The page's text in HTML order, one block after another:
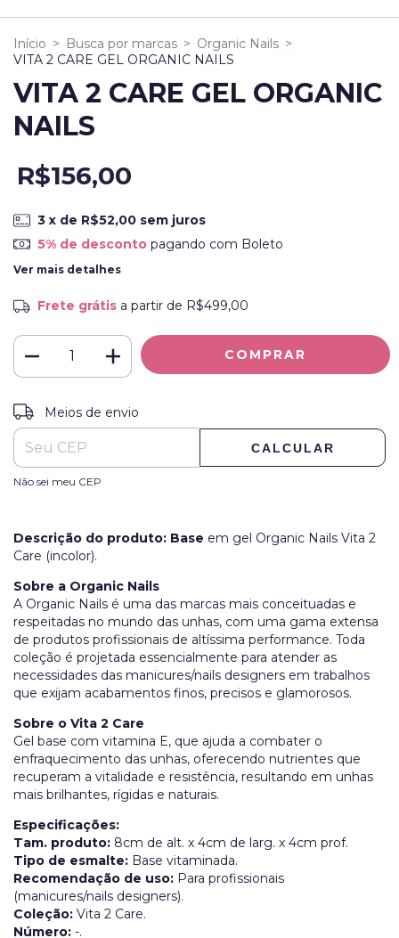
Início > Busca por marcas > Organic Nails >
VITA 2 CARE GEL ORGANIC NAILS
VITA 2 CARE GEL ORGANIC
NAILS
R$156,00
3 x de R$52,00 sem juros
5% de descontopagando com Boleto
Ver mais detalhes
Frete grátis a partir de R$499,00
Entregas para o CEP:
Meios de envio
CALCULAR
Não sei meu CEP
Descrição do produto: Base em gel Organic Nails Vita 2
Care (incolor).
Sobre a Organic Nails
A Organic Nails é uma das marcas mais conceituadas e
respeitadas no mundo das unhas, com uma gama extensa
de produtos profissionais de altíssima performance. Toda
coleção é projetada essencialmente para atender as
necessidades das manicures/nails designers em trabalhos
que exijam acabamentos finos, precisos e glamorosos.
Sobre o Vita 2 Care
Gel base com vitamina E, que ajuda a combater o
enfraquecimento das unhas, oferecendo nutrientes que
recuperam a vitalidade e resistência, resultando em unhas
mais brilhantes, rígidas e naturais.
Especificações:
Tam. produto: 8cm de alt. x 4cm de larg. x 4cm prof.
Tipo de esmalte: Base vitaminada.
Recomendação de uso: Para profissionais
(manicures/nails designers).
Coleção: Vita 2 Care.
Número: -.